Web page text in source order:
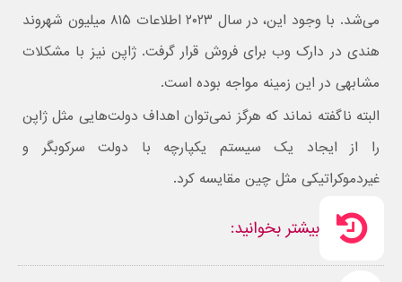
می‌شد. با وجود این، در سال ۲۰۲۳ اطلاعات ۸۱۵ میلیون شهروند
هندی در دارک وب برای فروش قرار گرفت. ژاپن نیز با مشکلات
مشابهی در این زمینه مواجه بوده است.
البته ناگفته نماند که هرگز نمی‌توان اهداف دولت‌هایی مثل ژاپن
را از ایجاد یک سیستم یکپارچه با دولت سرکوبگر و
غیردموکراتیکی مثل چین مقایسه کرد.
بیشتر بخوانید: